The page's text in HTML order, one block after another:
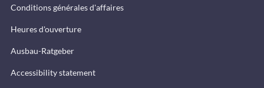
Conditions générales d'affaires
Heures d'ouverture
Ausbau-Ratgeber
Accessibility statement